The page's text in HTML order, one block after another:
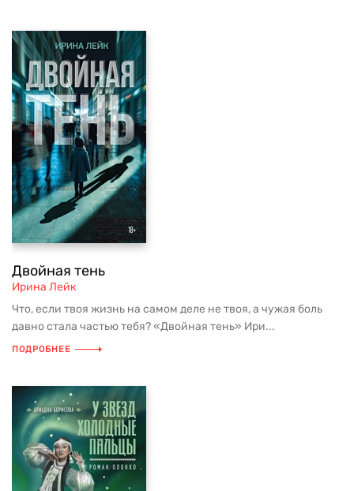
Двойная тень
Ирина Лейк
Что, если твоя жизнь на самом деле не твоя, а чужая боль
давно стала частью тебя? «Двойная тень» Ири...
ПОДРОБНЕЕ